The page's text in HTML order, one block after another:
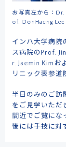
お写真左から：
of. DonHaeng
インハ大学病院
ス病院のProf.
r. Jaemin Kimお
リニック表参道
半日のみのご訪
をご見学いただ
間近でご覧にな
後には手技に対